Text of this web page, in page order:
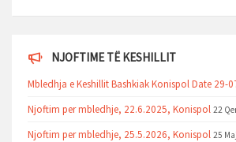
NJOFTIME TË KESHILLIT
Mbledhja e Keshillit Bashkiak Konispol Date 29-
Njoftim per mbledhje, 22.6.2025, Konispol 22
Njoftim per mbledhje, 25.5.2026, Konispol 25